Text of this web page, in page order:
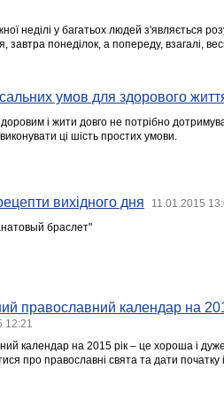
неділі у багатьох людей з'являється
завтра понеділок, а попереду, взагалі,
умов для здорового
і жити довго не потрібно
ці шість простих умови.
вихідного дня 11.01.2015
браслет"
православний календар на
12:21
календар на 2015 рік – це хороша і дуже
про православні свята та дати початку